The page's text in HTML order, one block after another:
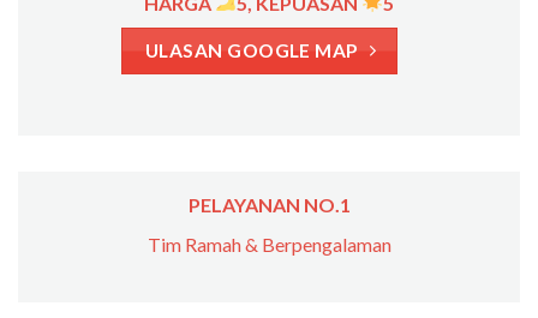
ULASAN GOOGLE MAP
PELAYANAN NO.1
Tim Ramah & Berpengalaman